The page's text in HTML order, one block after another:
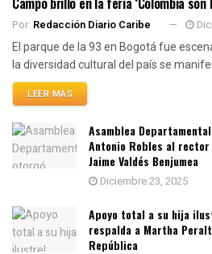
Por: Redacción Diario Caribe
El parque de la 93 en Bogotá fue
la diversidad cultural del país se
LEER MÁS
Asamblea
Antonio Robles al rector
Jaime Valdés Benjumea
Diciembre 23, 2025
Apoyo total a su hija
respalda a Martha
República